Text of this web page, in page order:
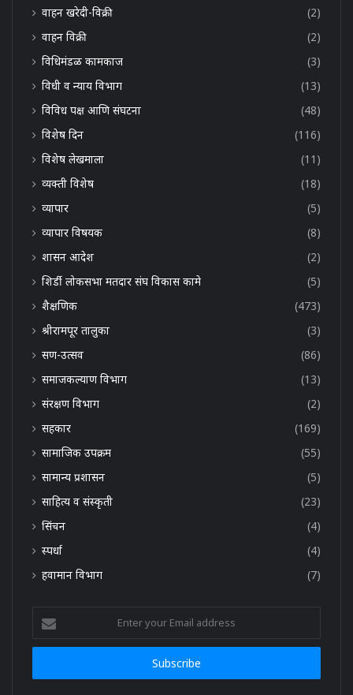
वाहन खरेदी-विक्री
(2)
वाहन विक्री
(2)
विधिमंडळ कामकाज
(3)
विधी व न्याय विभाग
(13)
विविध पक्ष आणि संघटना
(48)
विशेष दिन
(116)
विशेष लेखमाला
(11)
व्यक्ती विशेष
(18)
व्यापार
(5)
व्यापार विषयक
(8)
शासन आदेश
(2)
शिर्डी लोकसभा मतदार संघ विकास कामे
(5)
शैक्षणिक
(473)
श्रीरामपूर तालुका
(3)
सण-उत्सव
(86)
समाजकल्याण विभाग
(13)
संरक्षण विभाग
(2)
सहकार
(169)
सामाजिक उपक्रम
(55)
सामान्य प्रशासन
(5)
साहित्य व संस्कृती
(23)
सिंचन
(4)
स्पर्धा
(4)
हवामान विभाग
(7)
your
Email